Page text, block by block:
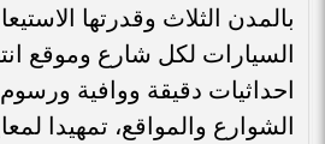
بالمدن الثلاث وقدرتها
السيارات لكل شارع وموقع
احداثيات دقيقة ووافية
الشوارع والمواقع، تمهيدا